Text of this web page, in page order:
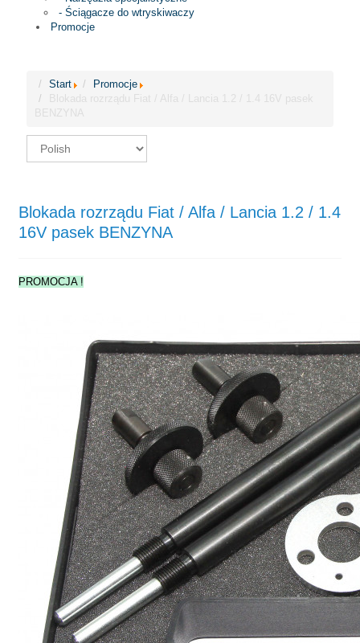
- Ściągacze do wtryskiwaczy
Promocje
Start
Promocje
Blokada rozrządu Fiat / Alfa / Lancia 1.2 / 1.4 16V pasek
BENZYNA
Blokada rozrządu Fiat / Alfa / Lancia 1.2 / 1.4
16V pasek BENZYNA
PROMOCJA !